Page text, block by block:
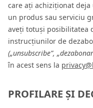
care ați achiziționat
un produs sau serviciu
aveți totuși posibilitatea
instrucțiunilor de
(„unsubscribe”,
în acest sens la
PROFILARE ȘI